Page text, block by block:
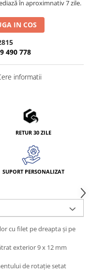
în aproximnativ 7 zile.
IN COS
490 778
informatii
RETUR 30 ZILE
SUPORT PERSONALIZAT
cu filet pe dreapta şi pe
exterior 9 x 12 mm
de rotaţie setat